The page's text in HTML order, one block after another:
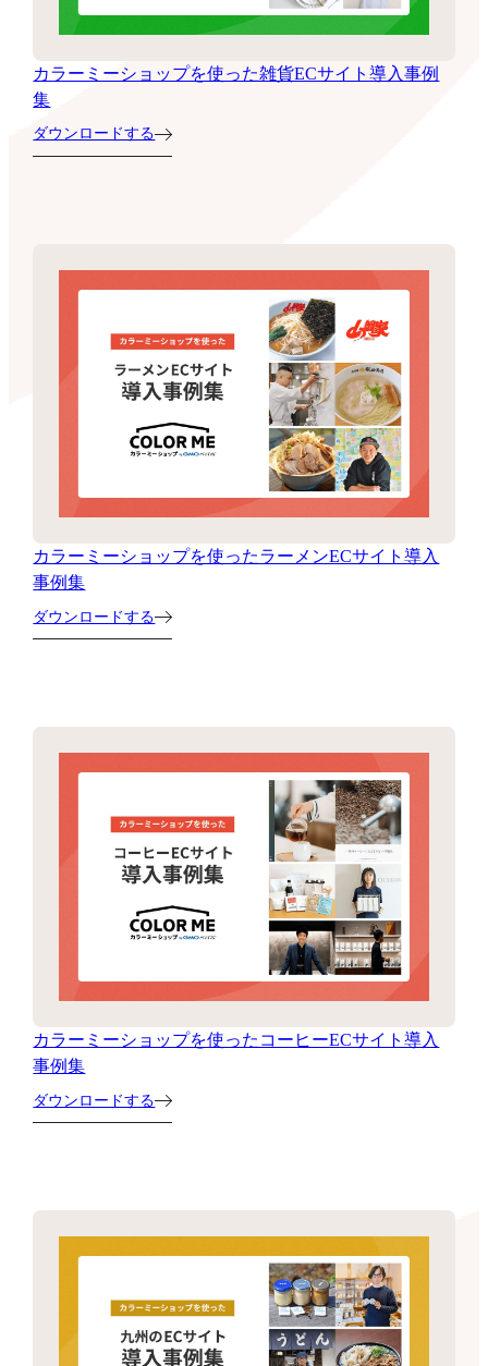
カラーミーショップを使った雑貨ECサイト導入事例
集
ダウンロードする
カラーミーショップを使ったラーメンECサイト導入
事例集
ダウンロードする
カラーミーショップを使ったコーヒーECサイト導入
事例集
ダウンロードする